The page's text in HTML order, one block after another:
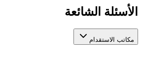
الأسئلة الشائعة
مكاتب الاستقدام